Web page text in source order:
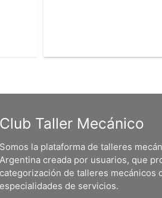
Club Taller Mecánico
Somos la plataforma de talleres
Argentina creada por usuarios, que
categorización de talleres mecánicos
especialidades de servicios.